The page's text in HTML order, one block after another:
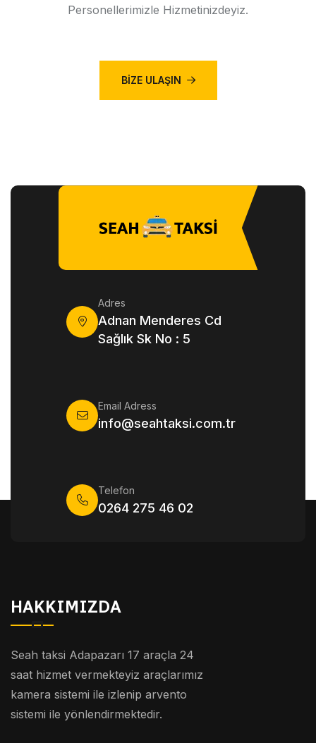
Personellerimizle Hizmetinizdeyiz.
BIZE ULAŞIN
Adres
Adnan Menderes Cd
Sağlık Sk No : 5
Email Adress
info@seahtaksi.com.tr
Telefon
0264 275 46 02
HAKKIMIZDA
Seah taksi Adapazarı 17 araçla 24
saat hizmet vermekteyiz araçlarımız
kamera sistemi ile izlenip arvento
sistemi ile yönlendirmektedir.